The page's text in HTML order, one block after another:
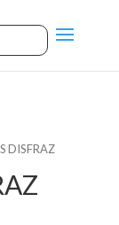
DISFRAZ